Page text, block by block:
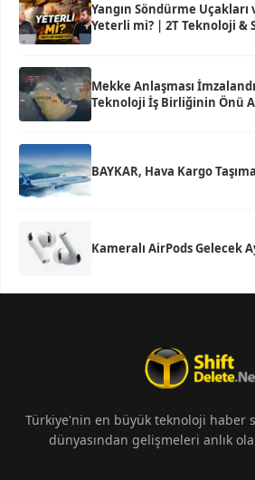
Yangın Söndürme
Yeterli mi? | 2T Teknoloji &
Mekke Anlaşması
Teknoloji İş Birliğinin Önü
BAYKAR, Hava Kargo
Kameralı AirPods Gelecek
Türkiye'nin en büyük teknoloji haber
dünyasından gelişmeleri anlık